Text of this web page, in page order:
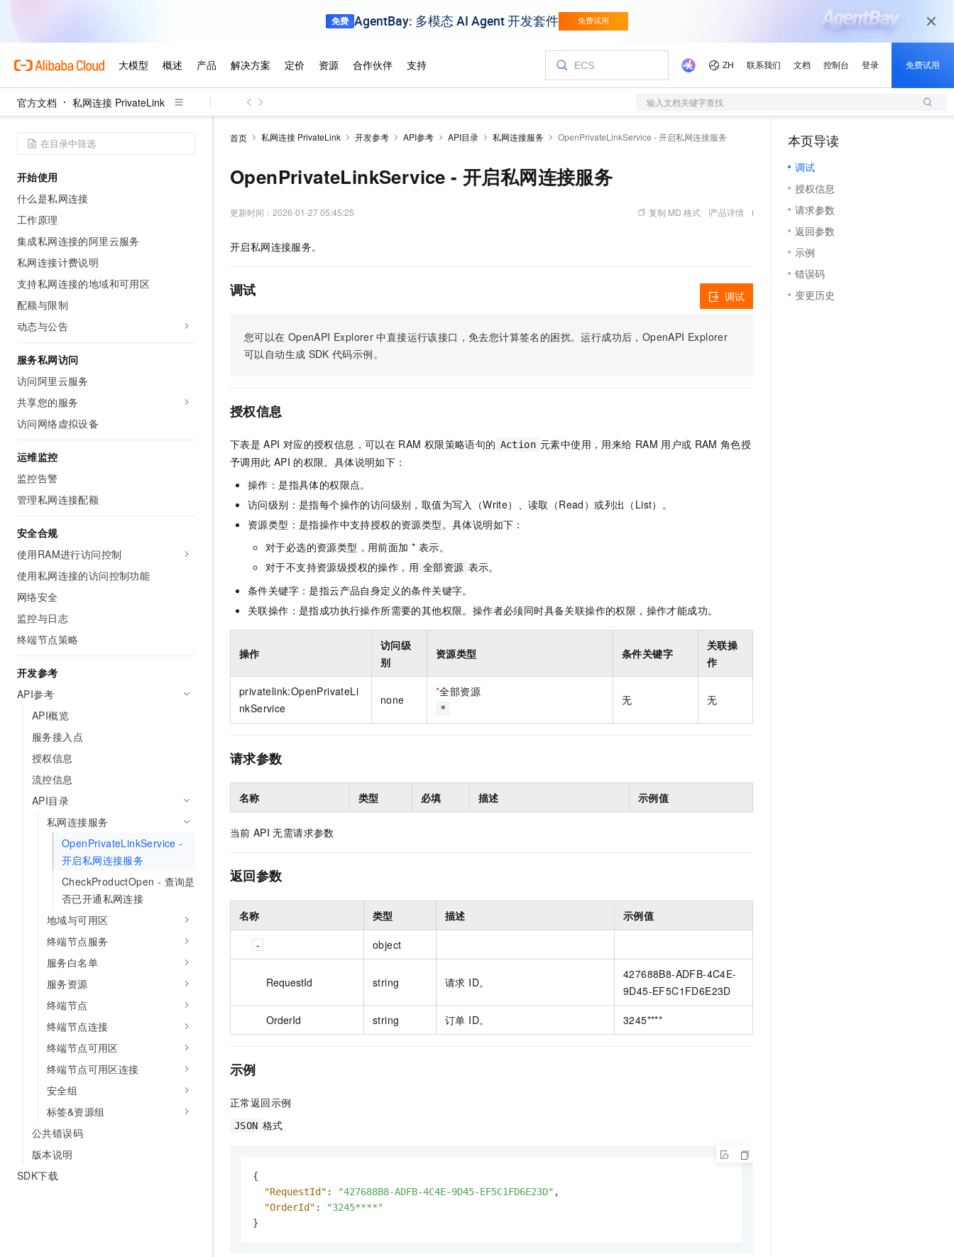
官方文档 私网连接 PrivateLink 输入文档关键字查找
开始使用
什么是私网连接
工作原理
集成私网连接的阿里云服务
私网连接计费说明
支持私网连接的地域和可用区
配额与限制
动态与公告
服务私网访问
访问阿里云服务
共享您的服务
访问网络虚拟设备
运维监控
监控告警
管理私网连接配额
安全合规
使用RAM进行访问控制
使用私网连接的访问控制功能
网络安全
监控与日志
终端节点策略
开发参考
API参考
API概览
服务接入点
授权信息
流控信息
API目录
私网连接服务
OpenPrivateLinkService -
开启私网连接服务
CheckProductOpen - 查询是
否已开通私网连接
地域与可用区
终端节点服务
服务白名单
服务资源
终端节点
终端节点连接
终端节点可用区
终端节点可用区连接
安全组
标签&资源组
公共错误码
版本说明
SDK下载
首页 私网连接 PrivateLink 开发参考 API参考 API目录 私网连接服务 OpenPrivateLinkService - 开启私网连接服务
OpenPrivateLinkService - 开启私网连接服务
更新时间： 2026-01-27 05:45:25 复制 MD 格式 产品详情
开启私网连接服务。
调试
您可以在 OpenAPI Explorer 中直接运行该接口，免去您计算签名的困扰。运行成功后，OpenAPI Explorer
可以自动生成 SDK 代码示例。
调试
授权信息
下表是 API 对应的授权信息，可以在 RAM 权限策略语句的 Action 元素中使用，用来给 RAM 用户或 RAM 角色授
予调用此 API 的权限。具体说明如下：
操作：是指具体的权限点。
访问级别：是指每个操作的访问级别，取值为写入（Write）、读取（Read）或列出（List）。
资源类型：是指操作中支持授权的资源类型。具体说明如下：
对于必选的资源类型，用前面加 * 表示。
对于不支持资源级授权的操作，用 全部资源 表示。
条件关键字：是指云产品自身定义的条件关键字。
关联操作：是指成功执行操作所需要的其他权限。操作者必须同时具备关联操作的权限，操作才能成功。
操作
访问级
别
资源类型 条件关键字
关联操
作
privatelink:OpenPrivateLi
nkService
none
*全部资源
*
无 无
请求参数
名称 类型 必填 描述 示例值
当前 API 无需请求参数
返回参数
名称 类型 描述 示例值
object
RequestId string 请求 ID。
427688B8-ADFB-4C4E-
9D45-EF5C1FD6E23D
OrderId string 订单 ID。 3245****
示例
正常返回示例
JSON 格式
{
"RequestId" : "427688B8-ADFB-4C4E-9D45-EF5C1FD6E23D" ,
"OrderId" :
"3245****"
}
本页导读
调试
授权信息
请求参数
返回参数
示例
错误码
变更历史